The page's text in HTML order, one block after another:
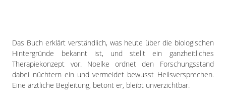
Das Buch erklärt verständlich, was heute über die biologischen
Hintergründe bekannt ist, und stellt ein ganzheitliches
Therapiekonzept vor. Noelke ordnet den Forschungsstand
dabei nüchtern ein und vermeidet bewusst Heilsversprechen.
Eine ärztliche Begleitung, betont er, bleibt unverzichtbar.